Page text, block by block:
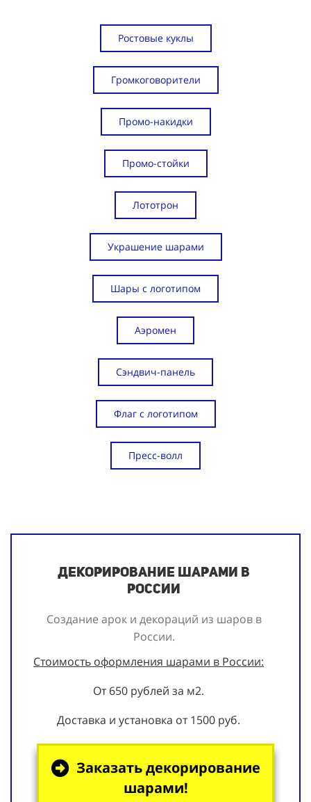
Ростовые куклы
Громкоговорители
Промо-накидки
Промо-стойки
Лототрон
Украшение шарами
Шары с логотипом
Аэромен
Сэндвич-панель
Флаг с логотипом
Пресс-волл
Декорирование шарами в
России
Создание арок и декораций из шаров в
России.
Стоимость оформления шарами в России:
От 650 рублей за м2.
Доставка и установка от 1500 руб.
Заказать декорирование
шарами!